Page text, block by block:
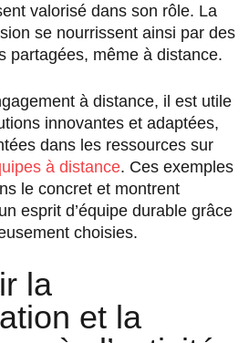
valorisé dans son rôle. La
se nourrissent ainsi par des
partagées, même à distance.
à distance, il est utile
innovantes et adaptées,
dans les ressources sur
à distance. Ces exemples
le concret et montrent
esprit d’équipe durable grâce
choisies.
la
et la